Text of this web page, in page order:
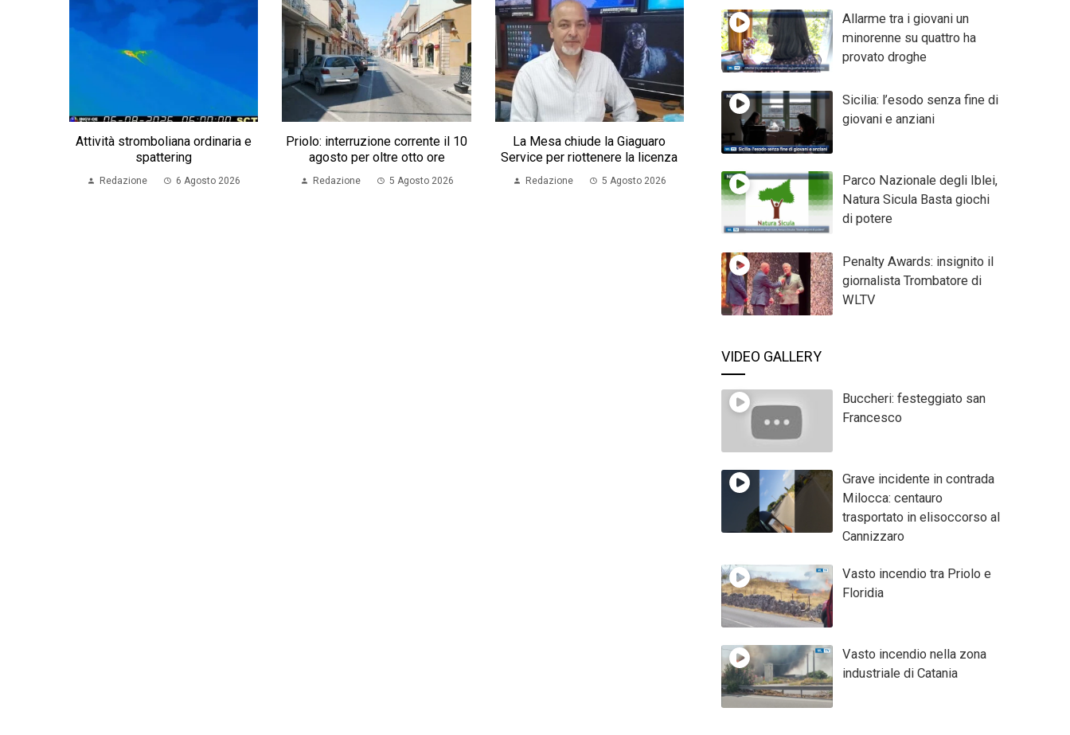
Attività stromboliana ordinaria e
spattering
Redazione 6 Agosto 2026
Priolo: interruzione corrente il 10
agosto per oltre otto ore
Redazione 5 Agosto 2026
La Mesa chiude la Giaguaro
Service per riottenere la licenza
Redazione 5 Agosto 2026
Allarme tra i giovani un
minorenne su quattro ha
provato droghe
Sicilia: l’esodo senza fine di
giovani e anziani
Parco Nazionale degli Iblei,
Natura Sicula Basta giochi
di potere
Penalty Awards: insignito il
giornalista Trombatore di
WLTV
VIDEO GALLERY
Buccheri: festeggiato san
Francesco
Grave incidente in contrada
Milocca: centauro
trasportato in elisoccorso al
Cannizzaro
Vasto incendio tra Priolo e
Floridia
Vasto incendio nella zona
industriale di Catania